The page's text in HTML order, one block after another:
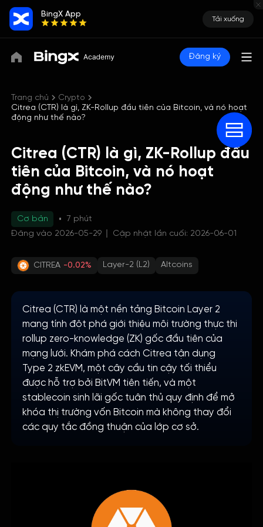
BingX App
Tải xuống
Đăng ký
Trang chủ
Crypto
Citrea (CTR) là gì, ZK-Rollup đầu tiên của Bitcoin, và nó hoạt
động như thế nào?
Citrea (CTR) là gì, ZK-Rollup đầu
tiên của Bitcoin, và nó hoạt
động như thế nào?
Cơ bản
7 phút
Đăng vào 2026-05-29
Cập nhật lần cuối: 2026-06-01
CITREA -0.02% Layer-2 (L2) Altcoins
Citrea (CTR) là một nền tảng Bitcoin Layer 2
mang tính đột phá giới thiệu môi trường thực thi
rollup zero-knowledge (ZK) gốc đầu tiên của
mạng lưới. Khám phá cách Citrea tận dụng
Type 2 zkEVM, một cây cầu tin cậy tối thiểu
được hỗ trợ bởi BitVM tiên tiến, và một
stablecoin sinh lãi gốc tuân thủ quy định để mở
khóa thị trường vốn Bitcoin mà không thay đổi
các quy tắc đồng thuận của lớp cơ sở.